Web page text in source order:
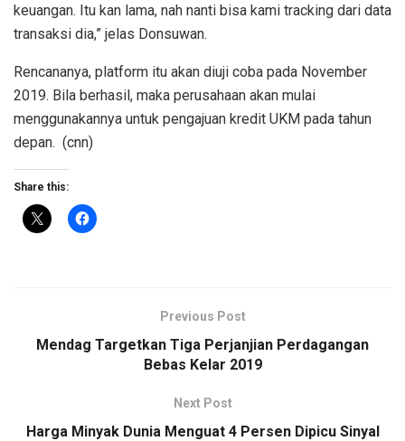
keuangan. Itu kan lama, nah nanti bisa kami tracking dari data
transaksi dia,” jelas Donsuwan.
Rencananya, platform itu akan diuji coba pada November
2019. Bila berhasil, maka perusahaan akan mulai
menggunakannya untuk pengajuan kredit UKM pada tahun
depan. (cnn)
Share this:
Previous Post
Mendag Targetkan Tiga Perjanjian Perdagangan
Bebas Kelar 2019
Next Post
Harga Minyak Dunia Menguat 4 Persen Dipicu Sinyal